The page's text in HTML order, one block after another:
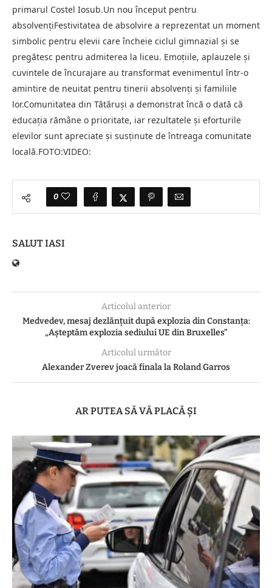
primarul Costel Iosub.Un nou început pentru
absolvențiFestivitatea de absolvire a reprezentat un moment
simbolic pentru elevii care încheie ciclul gimnazial și se
pregătesc pentru admiterea la liceu. Emoțiile, aplauzele și
cuvintele de încurajare au transformat evenimentul într-o
amintire de neuitat pentru tinerii absolvenți și familiile
lor.Comunitatea din Tătăruși a demonstrat încă o dată că
educația rămâne o prioritate, iar rezultatele și eforturile
elevilor sunt apreciate și susținute de întreaga comunitate
locală.FOTO:VIDEO:
0
SALUT IASI
Articolul anterior
Medvedev, mesaj dezlănțuit după explozia din Constanța:
„Așteptăm explozia sediului UE din Bruxelles”
Articolul următor
Alexander Zverev joacă finala la Roland Garros
AR PUTEA SĂ VĂ PLACĂ ȘI